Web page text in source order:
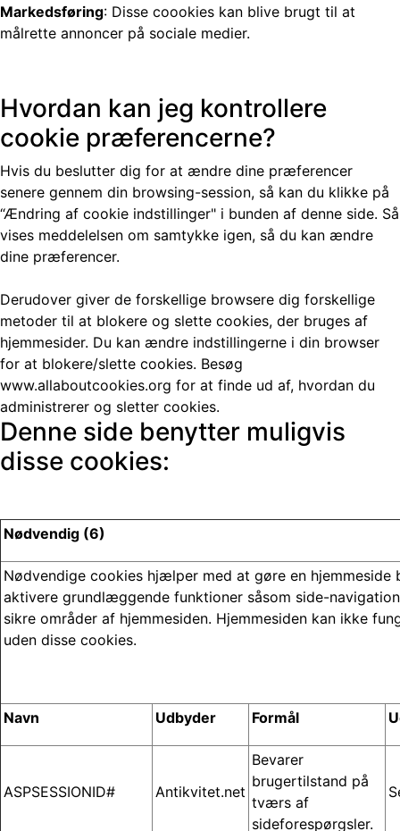
Markedsføring: Disse coookies kan blive brugt til at
målrette annoncer på sociale medier.
Hvordan kan jeg kontrollere
cookie præferencerne?
Hvis du beslutter dig for at ændre dine præferencer
senere gennem din browsing-session, så kan du klikke på
“Ændring af cookie indstillinger" i bunden af denne side. Så
vises meddelelsen om samtykke igen, så du kan ændre
dine præferencer.
Derudover giver de forskellige browsere dig forskellige
metoder til at blokere og slette cookies, der bruges af
hjemmesider. Du kan ændre indstillingerne i din browser
for at blokere/slette cookies. Besøg
www.allaboutcookies.org for at finde ud af, hvordan du
administrerer og sletter cookies.
Denne side benytter muligvis
disse cookies:
Nødvendig (6)
Nødvendige cookies hjælper med at gøre en hjemmeside
aktivere grundlæggende funktioner såsom side-
sikre områder af hjemmesiden. Hjemmesiden kan ikke
uden disse cookies.
Navn Udbyder Formål
ASPSESSIONID# Antikvitet.net
Bevarer
brugertilstand på
tværs af
sideforespørgsler.